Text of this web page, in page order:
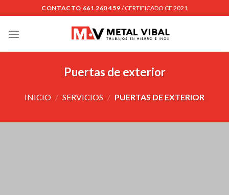
to
content
CONTACTO 661 260 459 / CERTIFICADO CE 2021
Puertas de exterior
INICIO / SERVICIOS / PUERTAS DE EXTERIOR